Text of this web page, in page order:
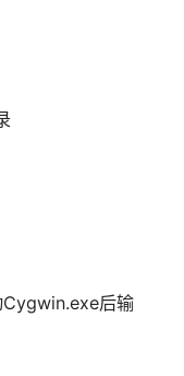
后输